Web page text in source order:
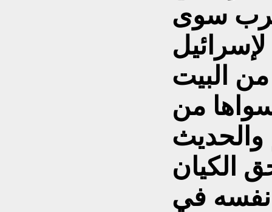
سوى
البيت
من
والحديث
الكيان
نفسه في